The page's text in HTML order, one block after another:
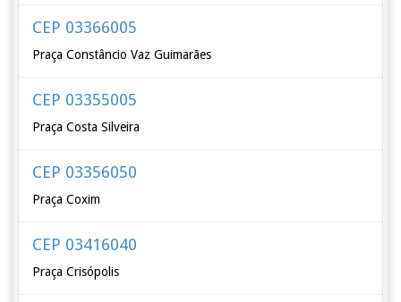
CEP 03366005
Praça Constâncio Vaz Guimarães
CEP 03355005
Praça Costa Silveira
CEP 03356050
Praça Coxim
CEP 03416040
Praça Crisópolis